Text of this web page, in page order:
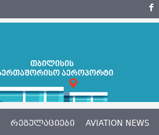
ᲠᲔᲒᲣᲚᲐᲪᲘᲔᲑᲘ AVIATION NEWS